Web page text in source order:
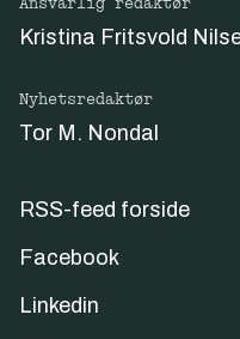
trening av
moderne norske
produktene
forankrede
bruk for både
Kristina Fritsvold
Nyhetsredaktør
Tor M. Nondal
RSS-feed forside
Facebook
Linkedin